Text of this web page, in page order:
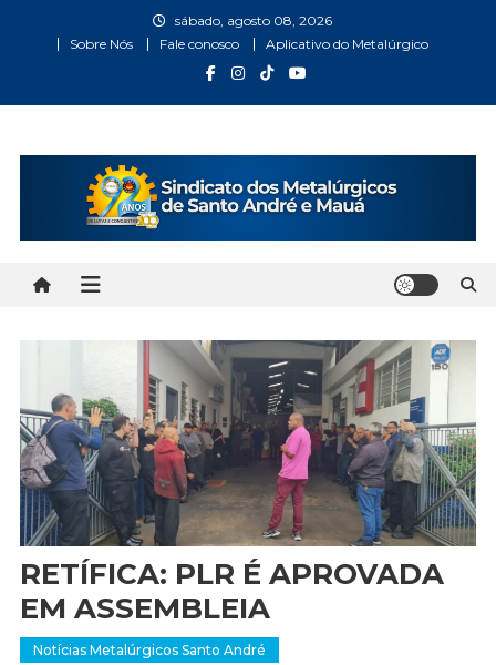
sábado, agosto 08, 2026
Sobre Nós
Fale conosco Aplicativo do Metalúrgico
Metalúrgicos Santo André
e Mauá
RETÍFICA: PLR É APROVADA
EM ASSEMBLEIA
Notícias Metalúrgicos Santo André